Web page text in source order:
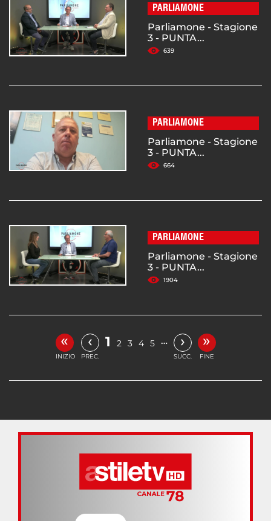
PARLIAMONE
Parliamone - Stagione
3 - PUNTA...
639
PARLIAMONE
Parliamone - Stagione
3 - PUNTA...
664
PARLIAMONE
Parliamone - Stagione
3 - PUNTA...
1904
«
INIZIO
‹
PREC.
1 2 3 4 5 … ›
SUCC.
»
FINE